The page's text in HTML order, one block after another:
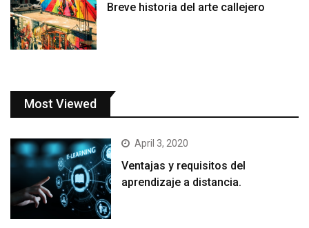
Breve historia del arte callejero
Most Viewed
April 3, 2020
Ventajas y requisitos del
aprendizaje a distancia.